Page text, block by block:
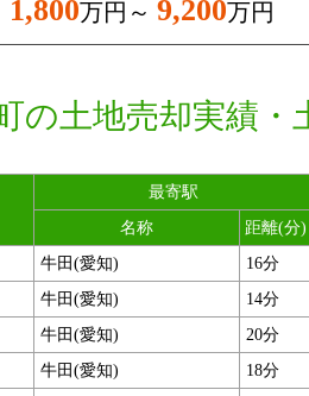
1,800万円～ 9,200万円
の土地売却実績・
最寄駅
名称
距離(分)
牛田(愛知) 16分
牛田(愛知) 14分
牛田(愛知) 20分
牛田(愛知) 18分